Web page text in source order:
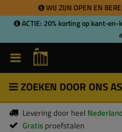
WIJ ZIJN OPEN EN
ACTIE: 20% korting op kant-
ZOEKEN DOOR ONS
Levering door heel
Gratis proefstalen